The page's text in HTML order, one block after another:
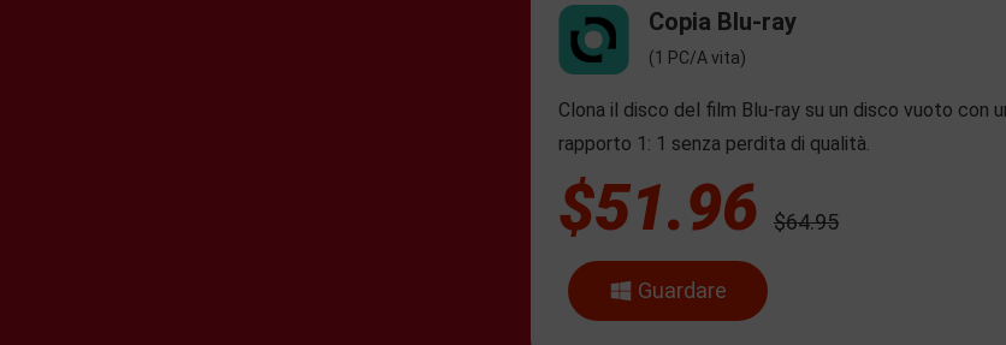
Copia Blu-ray
(1 PC/A vita)
Clona il disco del film Blu-ray su un disco vuoto con
rapporto 1: 1 senza perdita di qualità.
$51.96 $64.95
Guardare